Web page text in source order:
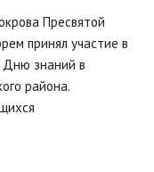
Пресвятой
принял участие в
Дню знаний в
района.